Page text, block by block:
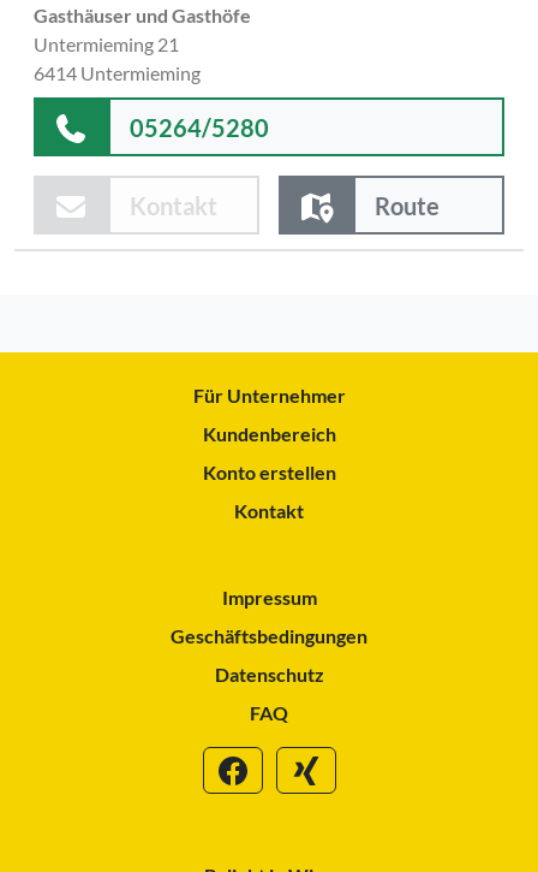
Gasthäuser und Gasthöfe
Untermieming 21
6414 Untermieming
05264/5280
Kontakt Route
Für Unternehmer
Kundenbereich
Konto erstellen
Kontakt
Impressum
Geschäftsbedingungen
Datenschutz
FAQ